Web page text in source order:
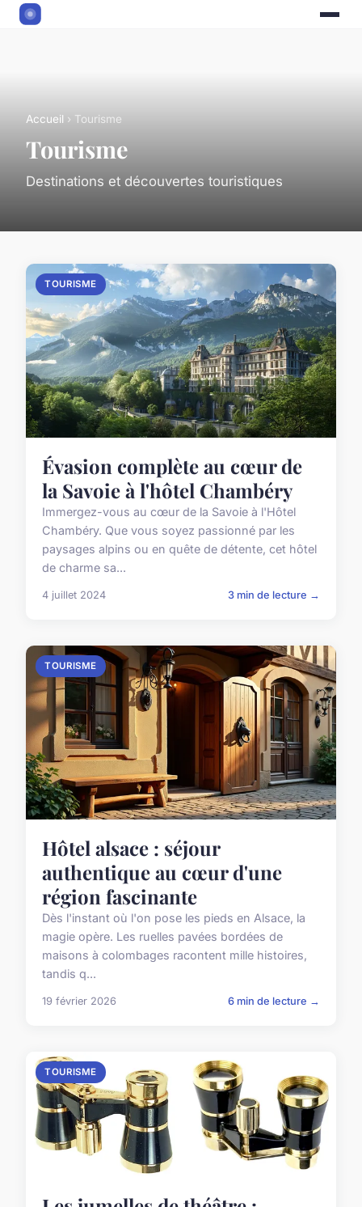
Accueil › Tourisme
Tourisme
Destinations et découvertes touristiques
TOURISME
Évasion complète au cœur de
la Savoie à l'hôtel Chambéry
Immergez-vous au cœur de la Savoie à l'Hôtel
Chambéry. Que vous soyez passionné par les
paysages alpins ou en quête de détente, cet hôtel
de charme sa...
4 juillet 2024 3 min de lecture →
TOURISME
Hôtel alsace : séjour
authentique au cœur d'une
région fascinante
Dès l'instant où l'on pose les pieds en Alsace, la
magie opère. Les ruelles pavées bordées de
maisons à colombages racontent mille histoires,
tandis q...
19 février 2026 6 min de lecture →
TOURISME